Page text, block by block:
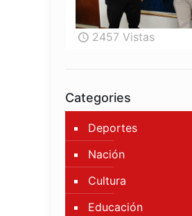
2457 Vistas
Categories
Deportes
Nación
Cultura
Educación